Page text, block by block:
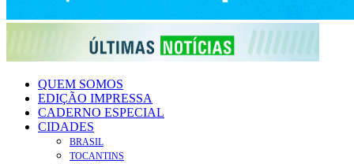
QUEM SOMOS
EDIÇÃO IMPRESSA
CADERNO ESPECIAL
CIDADES
BRASIL
TOCANTINS